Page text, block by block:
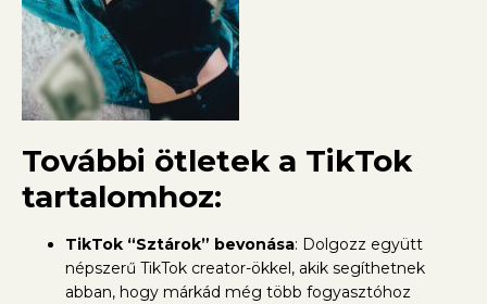
További ötletek a TikTok
tartalomhoz:
TikTok “Sztárok” bevonása: Dolgozz együtt
népszerű TikTok creator-ökkel, akik segíthetnek
abban, hogy márkád még több fogyasztóhoz